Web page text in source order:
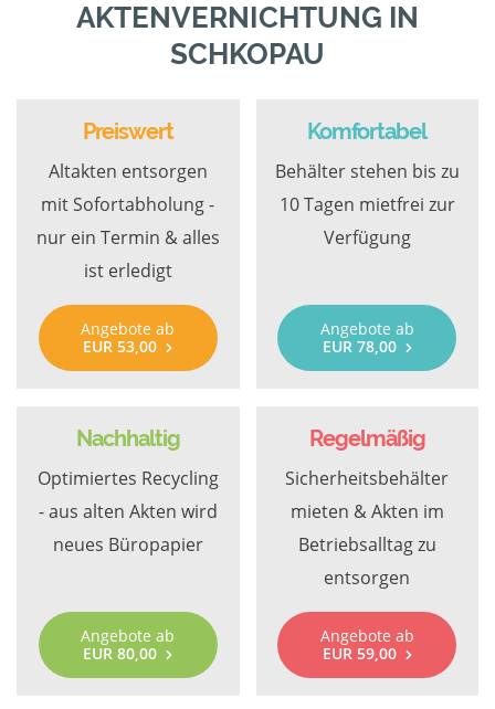
AKTENVERNICHTUNG IN
SCHKOPAU
Preiswert
Altakten entsorgen
mit Sofortabholung -
nur ein Termin & alles
ist erledigt
Angebote ab
EUR 53,00
Komfortabel
Behälter stehen bis zu
10 Tagen mietfrei zur
Verfügung
Angebote ab
EUR 78,00
Nachhaltig
Optimiertes Recycling
- aus alten Akten wird
neues Büropapier
Angebote ab
EUR 80,00
Regelmäßig
Sicherheitsbehälter
mieten & Akten im
Betriebsalltag zu
entsorgen
Angebote ab
EUR 59,00